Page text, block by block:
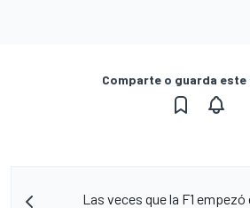
Comparte o guarda
Las veces que la F1